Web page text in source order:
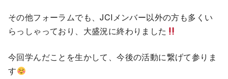
その他フォーラムでも、JCIメンバー以外の方も多くい
らっしゃっており、大盛況に終わりました
今回学んだことを生かして、今後の活動に繋げて参りま
す